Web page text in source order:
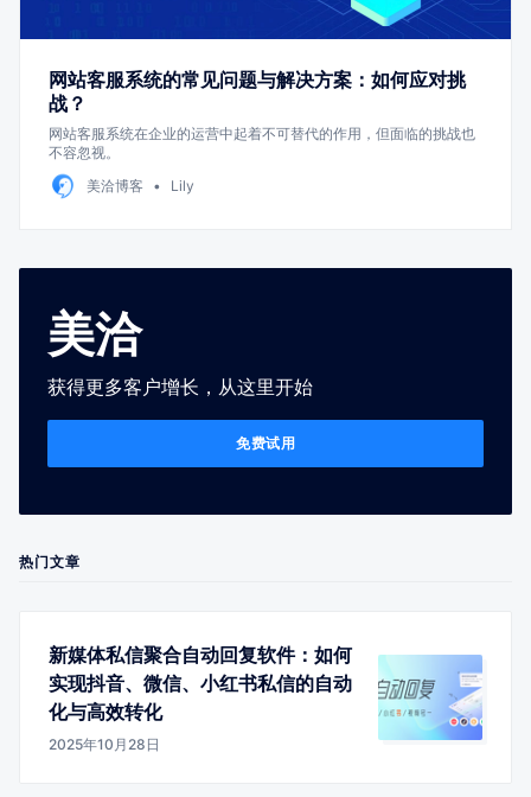
网站客服系统的常见问题与解决方案：如何应对挑
战？
网站客服系统在企业的运营中起着不可替代的作用，但面临的挑战也
不容忽视。
美洽博客
Lily
美洽
获得更多客户增长，从这里开始
免费试用
热门文章
新媒体私信聚合自动回复软件：如何
实现抖音、微信、小红书私信的自动
化与高效转化
2025年10月28日